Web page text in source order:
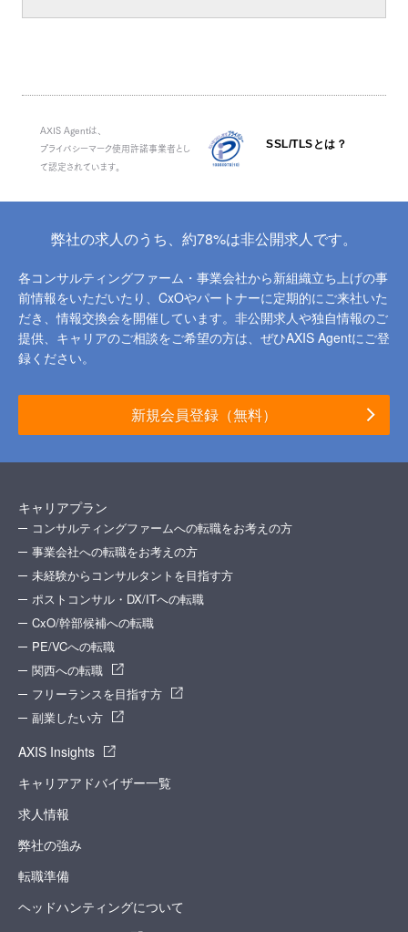
AXIS Agentは、
プライバシーマーク使用許諾事業者とし
て認定されています。
SSL/TLSとは？
弊社の求人のうち、約78%は非公開求人です。
各コンサルティングファーム・事業会社から新組織立ち上げの事
前情報をいただいたり、 CxOやパートナーに定期的にご来社いた
だき、情報交換会を開催しています。 非公開求人や独自情報のご
提供、キャリアのご相談をご希望の方は、ぜひAXIS Agentにご登
録ください。
新規会員登録（無料）
キャリアプラン
コンサルティングファームへの転職をお考えの方
事業会社への転職をお考えの方
未経験からコンサルタントを目指す方
ポストコンサル・DX/ITへの転職
CxO/幹部候補への転職
PE/VCへの転職
関西への転職
フリーランスを目指す方
副業したい方
AXIS Insights
キャリアアドバイザー一覧
求人情報
弊社の強み
転職準備
ヘッドハンティングについて